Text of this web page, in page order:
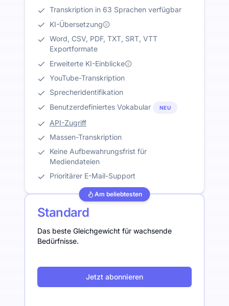
Transkription in 63 Sprachen verfügbar
KI-Übersetzung
Word, CSV, PDF, TXT, SRT, VTT
Exportformate
Erweiterte KI-Einblicke
YouTube-Transkription
Sprecheridentifikation
Benutzerdefiniertes Vokabular
NEU
API-Zugriff
Massen-Transkription
Keine Aufbewahrungsfrist für
Mediendateien
Prioritärer E-Mail-Support
Am beliebtesten
Standard
Das beste Gleichgewicht für wachsende
Bedürfnisse.
Jetzt abonnieren